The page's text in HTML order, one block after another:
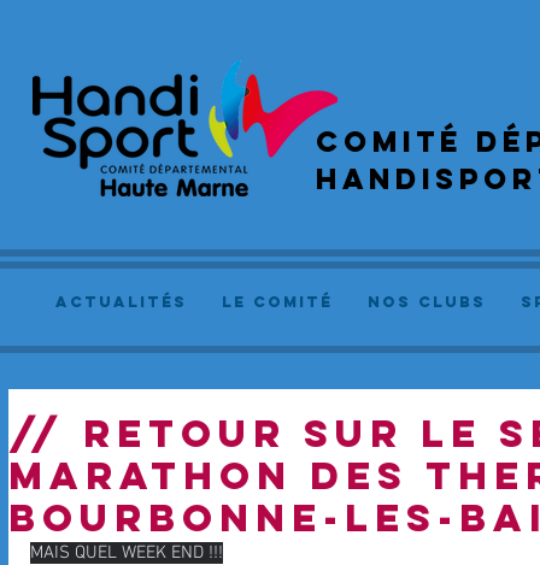
COMIté
actualités le comité NOS CLUBS
// RETOUR SUR LE
marathon des
Bourbonne-les-
MAIS QUEL WEEK END !!!